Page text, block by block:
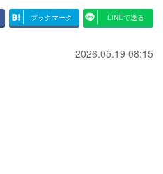
ブックマーク LINEで送る
2026.05.19 08:15